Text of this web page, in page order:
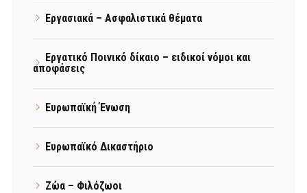
Εργασιακά – Ασφαλιστικά θέματα
Εργατικό Ποινικό δίκαιο – ειδικοί νόμοι και
αποφάσεις
Ευρωπαϊκή Ένωση
Ευρωπαϊκό Δικαστήριο
Ζώα – Φιλόζωοι